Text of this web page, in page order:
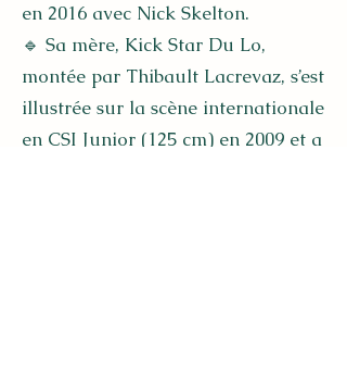
en 2016 avec Nick Skelton.
🔹 Sa mère, Kick Star Du Lo,
montée par Thibault Lacrevaz, s’est
illustrée sur la scène internationale
en CSI Junior (125 cm) en 2009 et a